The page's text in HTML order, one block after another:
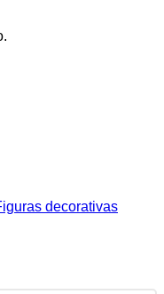
decorativas